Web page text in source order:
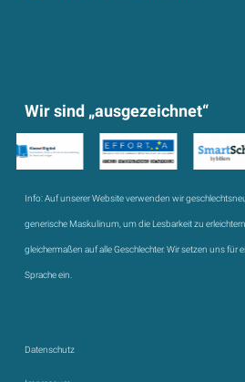
Wir sind „ausgezeichnet“
Info:Auf unserer Website verwenden wir
generische Maskulinum, um die Lesbarkeit zu
gleichermaßen auf alle Geschlechter. Wir setzen uns für
Sprache ein.
Datenschutz